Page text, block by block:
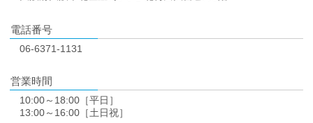
電話番号
06-6371-1131
営業時間
10:00～18:00［平日］
13:00～16:00［土日祝］